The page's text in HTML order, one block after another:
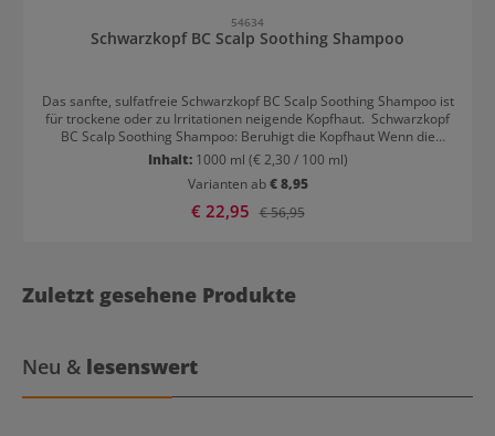
54634
Schwarzkopf BC Scalp Soothing Shampoo
Das sanfte, sulfatfreie Schwarzkopf BC Scalp Soothing Shampoo ist
für trockene oder zu Irritationen neigende Kopfhaut. Schwarzkopf
BC Scalp Soothing Shampoo: Beruhigt die Kopfhaut Wenn die
Kopfhaut juckt und irritiert ist, gleicht das Shampoo den
Feuchtigkeitsgehalt der Kopfhaut aus. Es lindert Irritationen und
beruhigt während es das Haar sanft von Schmutz und
Produktrückständen befreit. Die milde, feuchtigkeitsspendende
Formel mit vitaminreich Grünkohl und feuchtigkeitsspendendem
sorgfältig ausspülen.
Inhalt: 1000 ml (€ 2,30 / 100 ml)
Varianten ab€ 8,95
Verkaufspreis:
€ 22,95 Regulärer Preis:
€ 56,95
Zuletzt gesehene Produkte
Neu & lesenswert